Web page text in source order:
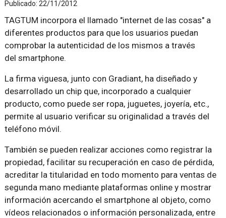
Publicado: 22/11/2012
TAGTUM incorpora el llamado "internet de las cosas" a
diferentes productos para que los usuarios puedan
comprobar la autenticidad de los mismos a través
del smartphone.
La firma viguesa, junto con Gradiant, ha diseñado y
desarrollado un chip que, incorporado a cualquier
producto, como puede ser ropa, juguetes, joyería, etc.,
permite al usuario verificar su originalidad a través del
teléfono móvil.
También se pueden realizar acciones como registrar la
propiedad, facilitar su recuperación en caso de pérdida,
acreditar la titularidad en todo momento para ventas de
segunda mano mediante plataformas online y mostrar
información acercando el smartphone al objeto, como
vídeos relacionados o información personalizada, entre